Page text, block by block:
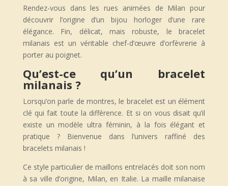
Rendez-vous dans les rues animées de Milan pour
découvrir l’origine d’un bijou horloger d’une rare
élégance. Fin, délicat, mais robuste, le bracelet
milanais est un véritable chef-d’œuvre d’orfèvrerie à
porter au poignet.
Qu’est-ce qu’un bracelet
milanais ?
Lorsqu’on parle de montres, le bracelet est un élément
clé qui fait toute la différence. Et si on vous disait qu’il
existe un modèle ultra féminin, à la fois élégant et
pratique ? Bienvenue dans l’univers raffiné des
bracelets milanais !
Ce style particulier de maillons entrelacés doit son nom
à sa ville d’origine, Milan, en Italie. La maille milanaise